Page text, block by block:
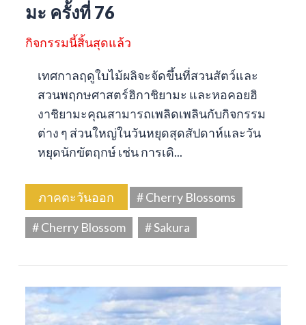
มะ ครั้งที่ 76
กิจกรรมนี้สิ้นสุดแล้ว
เทศกาลฤดูใบไม้ผลิจะจัดขึ้นที่สวนสัตว์และ
สวนพฤกษศาสตร์ฮิกาชิยามะ และหอคอยฮิ
งาชิยามะคุณสามารถเพลิดเพลินกับกิจกรรม
ต่าง ๆ ส่วนใหญ่ในวันหยุดสุดสัปดาห์และวัน
หยุดนักขัตฤกษ์ เช่น การเดิ...
ภาคตะวันออก
# Cherry Blossoms
# Cherry Blossom
# Sakura